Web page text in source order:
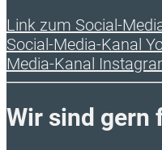
Link zum Social-
Social-Media-Kanal
Media-Kanal
Wir sind gern